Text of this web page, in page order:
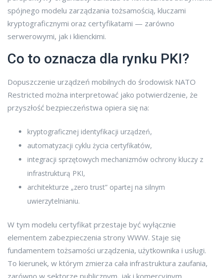
spójnego modelu zarządzania tożsamością, kluczami
kryptograficznymi oraz certyfikatami — zarówno
serwerowymi, jak i klienckimi.
Co to oznacza dla rynku PKI?
Dopuszczenie urządzeń mobilnych do środowisk NATO
Restricted można interpretować jako potwierdzenie, że
przyszłość bezpieczeństwa opiera się na:
kryptograficznej identyfikacji urządzeń,
automatyzacji cyklu życia certyfikatów,
integracji sprzętowych mechanizmów ochrony kluczy z
infrastrukturą PKI,
architekturze „zero trust” opartej na silnym
uwierzytelnianiu.
W tym modelu certyfikat przestaje być wyłącznie
elementem zabezpieczenia strony WWW. Staje się
fundamentem tożsamości urządzenia, użytkownika i usługi.
To kierunek, w którym zmierza cała infrastruktura zaufania,
zarówno w sektorze publicznym, jak i komercyjnym.